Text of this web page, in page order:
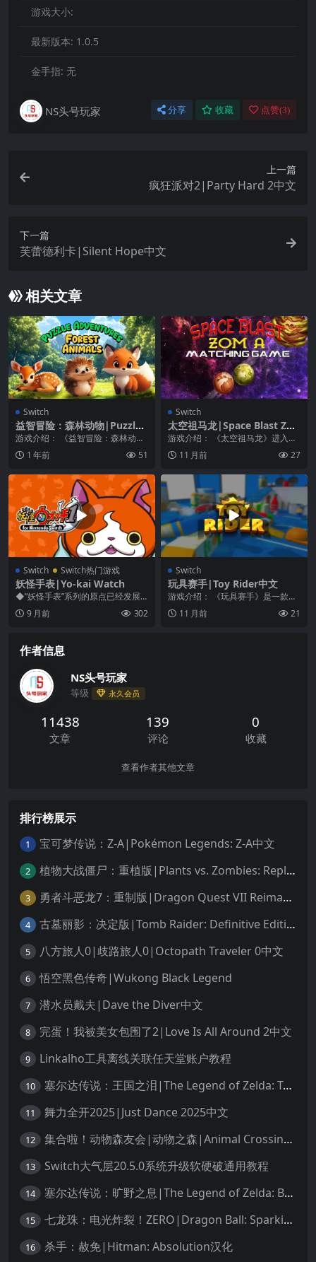
游戏大小:
最新版本: 1.0.5
金手指: 无
NS头号玩家 分享 收藏 点赞(3)
上一篇
疯狂派对2|Party Hard 2中文
下一篇
芙蕾德利卡|Silent Hope中文
相关文章
Switch
益智冒险：森林动物|Puzzle
Adventures: Forest Animal
s
游戏介绍： 《益智冒险：森林动
物》适合2岁及以上儿童使用的易于
使用的谜题。以有趣...
1 年前 51
Switch
太空祖马龙|Space Blast Zo
m A Matching Game
游戏介绍： 《太空祖马龙》进入一
个全新的太空爆炸僵尸世界——一
个匹配的游戏。邪恶...
11 月前 27
Switch Switch热门游戏
妖怪手表|Yo-kai Watch
◆”妖怪手表”系列的原点已经发展
成了精美的高清图像，并登陆到Nin
tendo S...
9 月前 302
Switch
玩具赛手|Toy Rider中文
游戏介绍： 《玩具赛手》是一款赛
车游戏，有很多动力、赛车、关卡
等等。微型开放世界...
11 月前 21
作者信息
NS头号玩家
等级 永久会员
11438
文章
139
评论
0
收藏
查看作者其他文章
排行榜展示
1 宝可梦传说：Z-A|Pokémon Legends: Z-A中文
2 植物大战僵尸：重植版|Plants vs. Zombies: Replanted中文
3 勇者斗恶龙7：重制版|Dragon Quest VII Reimagined中文
4 古墓丽影：决定版|Tomb Raider: Definitive Edition中文
5 八方旅人0|歧路旅人0|Octopath Traveler 0中文
6 悟空黑色传奇|Wukong Black Legend
7 潜水员戴夫|Dave the Diver中文
8 完蛋！我被美女包围了2|Love Is All Around 2中文
9 Linkalho工具离线关联任天堂账户教程
10 塞尔达传说：王国之泪|The Legend of Zelda: Tears of the Kingdom中文
11 舞力全开2025|Just Dance 2025中文
12 集合啦！动物森友会|动物之森|Animal Crossing: New Horizons中文
13 Switch大气层20.5.0系统升级软硬破通用教程
14 塞尔达传说：旷野之息|The Legend of Zelda: Breath of the Wild中文
15 七龙珠：电光炸裂！ZERO|Dragon Ball: Sparking! Zero中文
16 杀手：赦免|Hitman: Absolution汉化